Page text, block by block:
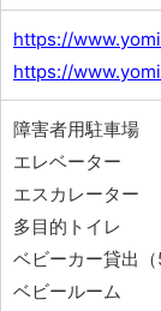
https://
https://
障害者用駐車場
エレベーター
エスカレーター
多目的トイレ
ベビーカー貸出（
ベビールーム